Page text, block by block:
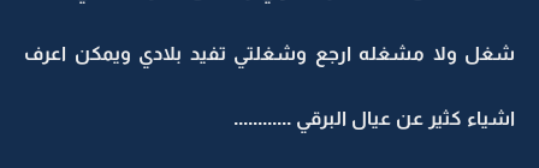
شغل ولا مشغله ارجع وشغلتي تفيد بلادي ويمكن اعرف
اشياء كثير عن عيال البرقي ............